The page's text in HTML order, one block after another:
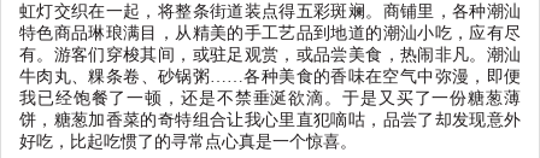
虹灯交织在一起，将整条街道装点得五彩斑斓。商铺里，各种潮汕
特色商品琳琅满目，从精美的手工艺品到地道的潮汕小吃，应有尽
有。游客们穿梭其间，或驻足观赏，或品尝美食，热闹非凡。潮汕
牛肉丸、粿条卷、砂锅粥 ……各种美食的香味在空气中弥漫，即便
我已经饱餐了一顿，还是不禁垂涎欲滴。于是又买了一份糖葱薄
饼，糖葱加香菜的奇特组合让我心里直犯嘀咕，品尝了却发现意外
好吃，比起吃惯了的寻常点心真是一个惊喜。